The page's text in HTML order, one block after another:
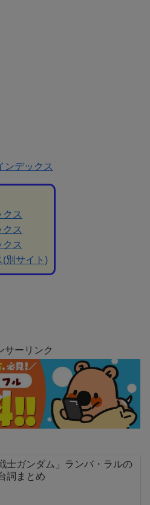
ンデックス
ス
ス
ス
別サイト)
サーリンク
士ガンダム」ランバ・ラルの
詞まとめ